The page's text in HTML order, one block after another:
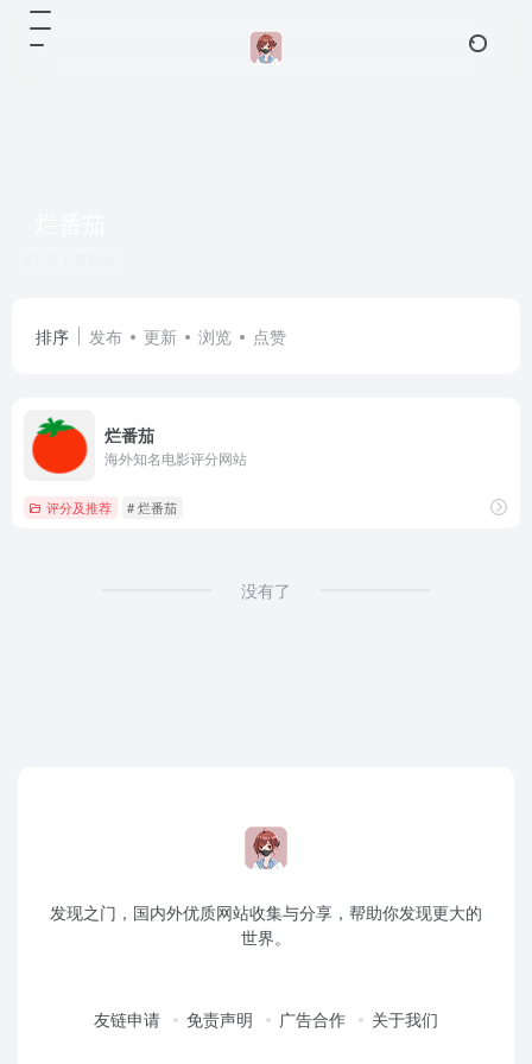
排序 发布 更新 浏览 点赞
烂番茄
海外知名电影评分网站
评分及推荐 # 烂番茄
没有了
发现之门，国内外优质网站收集与分享，帮助你发现更大的
世界。
友链申请 免责声明 广告合作 关于我们